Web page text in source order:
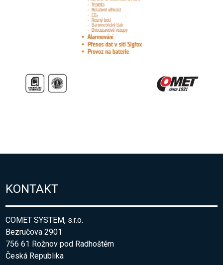
KONTAKT
COMET SYSTEM, s.r.o.
Bezručova 2901
756 61 Rožnov pod Radhoštěm
Česká Republika